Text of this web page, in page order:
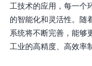
工技术的应用，每一个
的智能化和灵活性。随
系统将不断完善，能够
工业的高精度、高效率